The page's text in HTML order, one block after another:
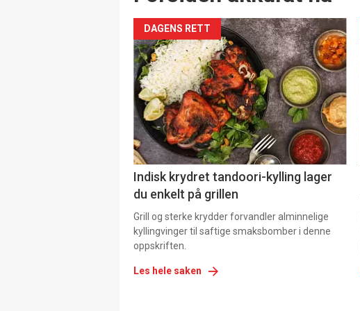
DAGENS RETT
Indisk krydret tandoori-kylling lager
du enkelt på grillen
Grill og sterke krydder forvandler alminnelige
kyllingvinger til saftige smaksbomber i denne
oppskriften.
Les hele saken